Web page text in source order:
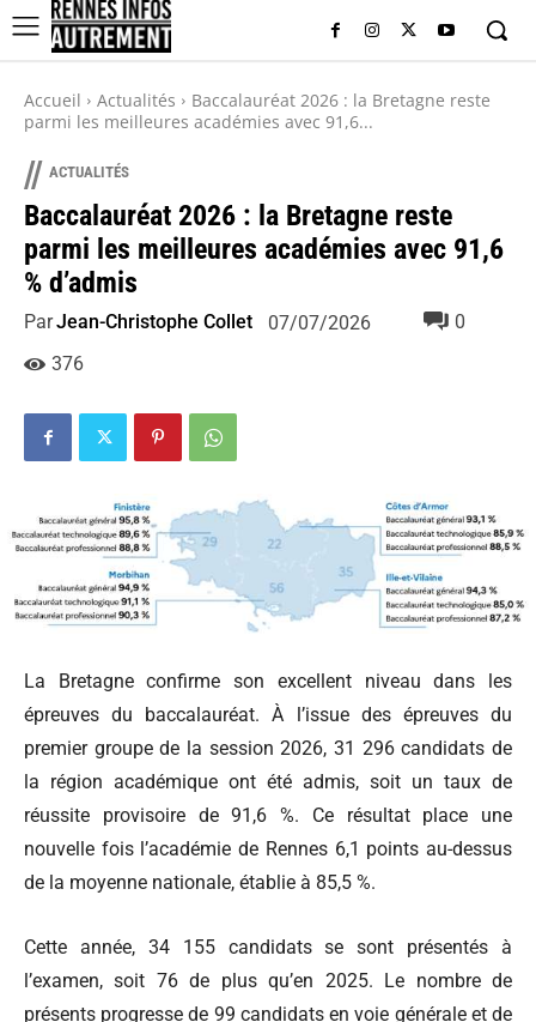
Accueil Actualités
Baccalauréat 2026 : la Bretagne reste
parmi les meilleures académies avec 91,6...
// ACTUALITÉS
Baccalauréat 2026 : la Bretagne reste
parmi les meilleures académies avec 91,6
% d’admis
ParJean-Christophe Collet 07/07/2026
0
376
La Bretagne confirme son excellent niveau dans les
épreuves du baccalauréat. À l’issue des épreuves du
premier groupe de la session 2026, 31 296 candidats de
la région académique ont été admis, soit un taux de
réussite provisoire de 91,6 %. Ce résultat place une
nouvelle fois l’académie de Rennes 6,1 points au-dessus
de la moyenne nationale, établie à 85,5 %.
Cette année, 34 155 candidats se sont présentés à
l’examen, soit 76 de plus qu’en 2025. Le nombre de
présents progresse de 99 candidats en voie générale et de